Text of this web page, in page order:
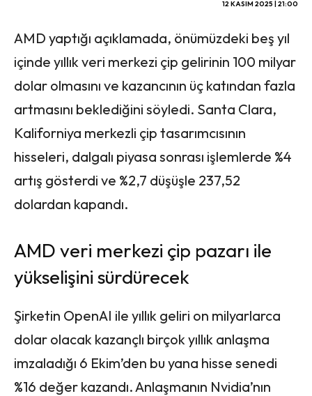
12 KASIM 2025 | 21:00
AMD yaptığı açıklamada, önümüzdeki beş yıl
içinde yıllık veri merkezi çip gelirinin 100 milyar
dolar olmasını ve kazancının üç katından fazla
artmasını beklediğini söyledi. Santa Clara,
Kaliforniya merkezli çip tasarımcısının
hisseleri, dalgalı piyasa sonrası işlemlerde %4
artış gösterdi ve %2,7 düşüşle 237,52
dolardan kapandı.
AMD veri merkezi çip pazarı ile
yükselişini sürdürecek
Şirketin OpenAI ile yıllık geliri on milyarlarca
dolar olacak kazançlı birçok yıllık anlaşma
imzaladığı 6 Ekim’den bu yana hisse senedi
%16 değer kazandı. Anlaşmanın Nvidia’nın